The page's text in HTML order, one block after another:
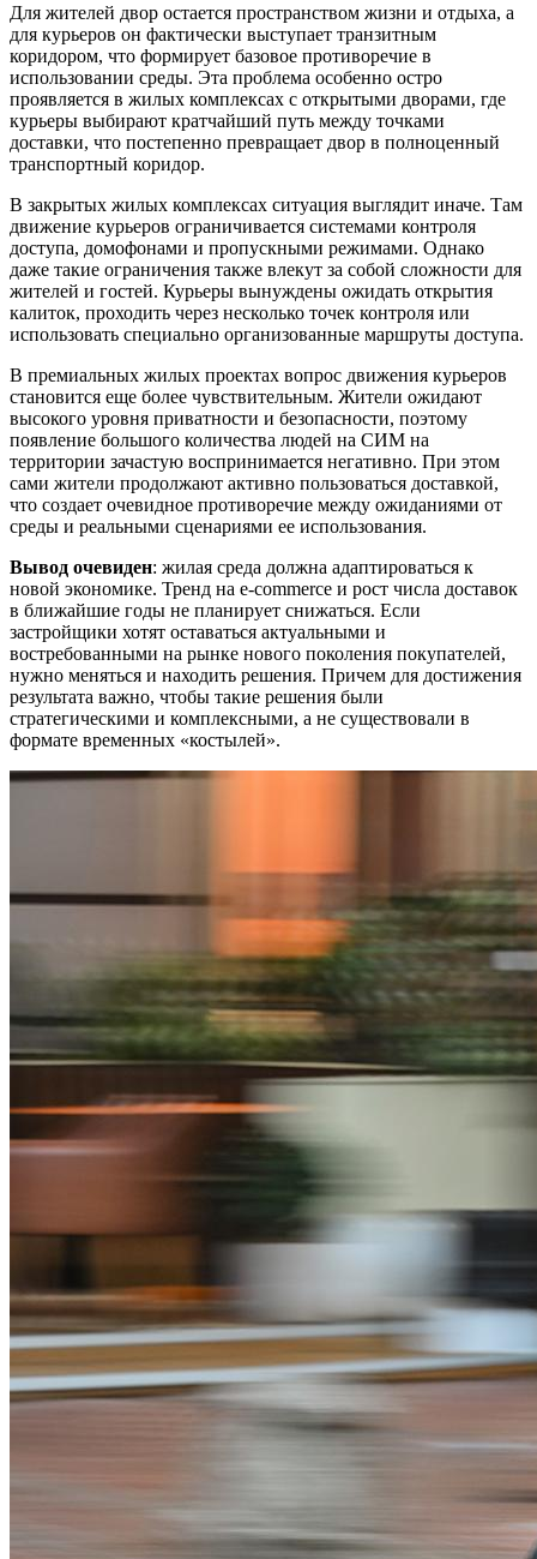
Для жителей двор остается пространством жизни и отдыха, а
для курьеров он фактически выступает транзитным
коридором, что формирует базовое противоречие в
использовании среды. Эта проблема особенно остро
проявляется в жилых комплексах с открытыми дворами, где
курьеры выбирают кратчайший путь между точками
доставки, что постепенно превращает двор в полноценный
транспортный коридор.
В закрытых жилых комплексах ситуация выглядит иначе. Там
движение курьеров ограничивается системами контроля
доступа, домофонами и пропускными режимами. Однако
даже такие ограничения также влекут за собой сложности для
жителей и гостей. Курьеры вынуждены ожидать открытия
калиток, проходить через несколько точек контроля или
использовать специально организованные маршруты доступа.
В премиальных жилых проектах вопрос движения курьеров
становится еще более чувствительным. Жители ожидают
высокого уровня приватности и безопасности, поэтому
появление большого количества людей на СИМ на
территории зачастую воспринимается негативно. При этом
сами жители продолжают активно пользоваться доставкой,
что создает очевидное противоречие между ожиданиями от
среды и реальными сценариями ее использования.
Вывод очевиден: жилая среда должна адаптироваться к
новой экономике. Тренд на e-commerce и рост числа доставок
в ближайшие годы не планирует снижаться. Если
застройщики хотят оставаться актуальными и
востребованными на рынке нового поколения покупателей,
нужно меняться и находить решения. Причем для достижения
результата важно, чтобы такие решения были
стратегическими и комплексными, а не существовали в
формате временных «костылей».